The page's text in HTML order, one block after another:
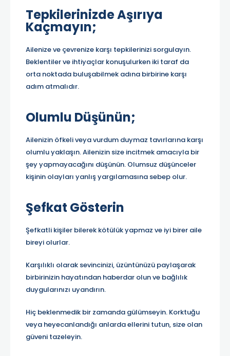
Tepkilerinizde Aşırıya
Kaçmayın;
Ailenize ve çevrenize karşı tepkilerinizi sorgulayın.
Beklentiler ve ihtiyaçlar konuşulurken iki taraf da
orta noktada buluşabilmek adına birbirine karşı
adım atmalıdır.
Olumlu Düşünün;
Ailenizin öfkeli veya vurdum duymaz tavırlarına karşı
olumlu yaklaşın. Ailenizin size incitmek amacıyla bir
şey yapmayacağını düşünün. Olumsuz düşünceler
kişinin olayları yanlış yargılamasına sebep olur.
Şefkat Gösterin
Şefkatli kişiler bilerek kötülük yapmaz ve iyi birer aile
bireyi olurlar.
Karşılıklı olarak sevincinizi, üzüntünüzü paylaşarak
birbirinizin hayatından haberdar olun ve bağlılık
duygularınızı uyandırın.
Hiç beklenmedik bir zamanda gülümseyin. Korktuğu
veya heyecanlandığı anlarda ellerini tutun, size olan
güveni tazeleyin.